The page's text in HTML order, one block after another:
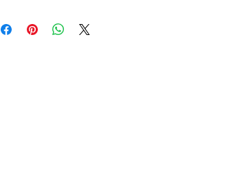
EASY returns with the week, free reverse pick up, full